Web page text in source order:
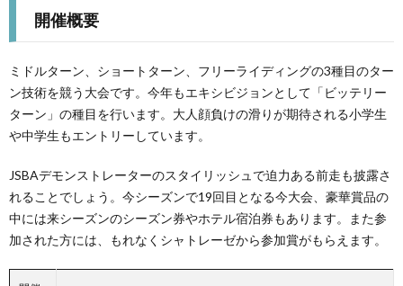
開催概要
ミドルターン、ショートターン、フリーライディングの3種目のター
ン技術を競う大会です。今年もエキシビジョンとして「ビッテリー
ターン」の種目を行います。大人顔負けの滑りが期待される小学生
や中学生もエントリーしています。
JSBAデモンストレーターのスタイリッシュで迫力ある前走も披露さ
れることでしょう。今シーズンで19回目となる今大会、豪華賞品の
中には来シーズンのシーズン券やホテル宿泊券もあります。また参
加された方には、もれなくシャトレーゼから参加賞がもらえます。